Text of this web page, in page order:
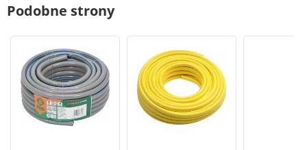
Podobne strony